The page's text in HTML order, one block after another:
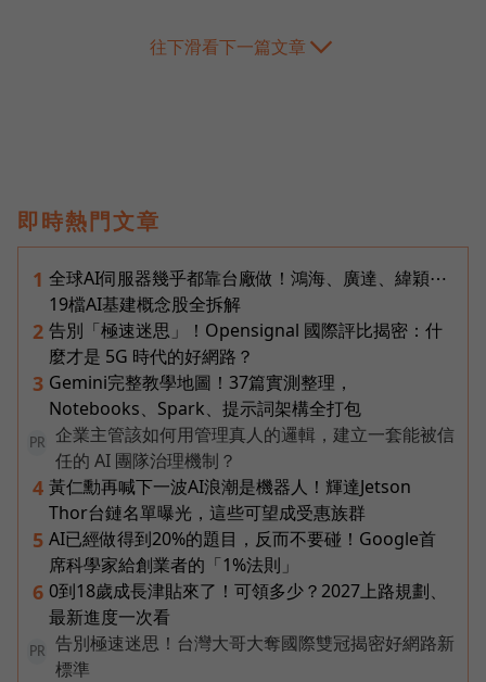
往下滑看下一篇文章
即時熱門文章
1 全球AI伺服器幾乎都靠台廠做！鴻海、廣達、緯穎⋯
19檔AI基建概念股全拆解
2 告別「極速迷思」！Opensignal 國際評比揭密：什
麼才是 5G 時代的好網路？
3 Gemini完整教學地圖！37篇實測整理，
Notebooks、Spark、提示詞架構全打包
PR
企業主管該如何用管理真人的邏輯，建立一套能被信
任的 AI 團隊治理機制？
4 黃仁勳再喊下一波AI浪潮是機器人！輝達Jetson
Thor台鏈名單曝光，這些可望成受惠族群
5 AI已經做得到20%的題目，反而不要碰！Google首
席科學家給創業者的「1%法則」
6 0到18歲成長津貼來了！可領多少？2027上路規劃、
最新進度一次看
PR
告別極速迷思！台灣大哥大奪國際雙冠揭密好網路新
標準